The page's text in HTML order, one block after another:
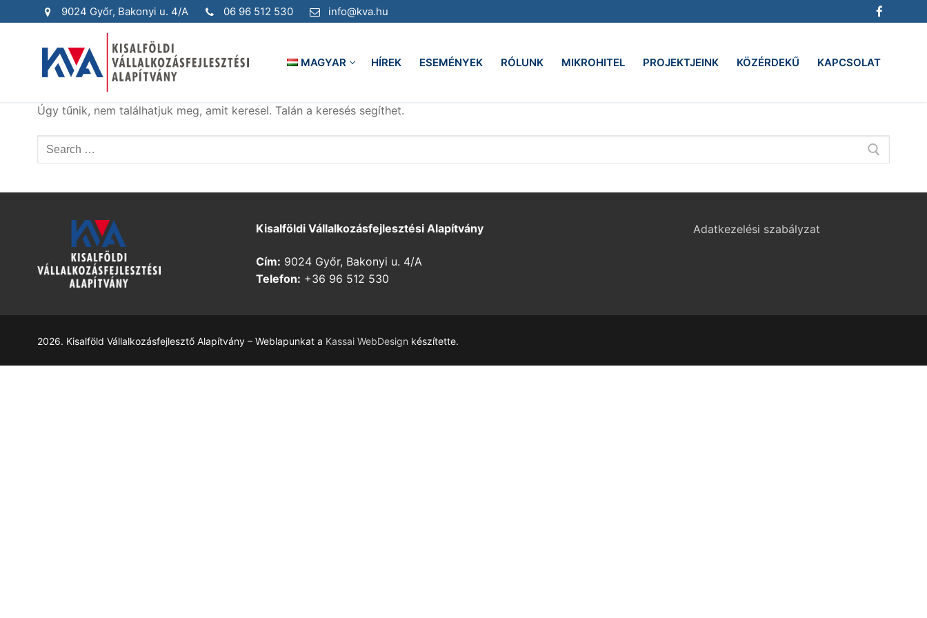
a
9024 Győr, Bakonyi u. 4/A 06 96 512 530 info@kva.hu
MAGYAR HÍREK ESEMÉNYEK RÓLUNK MIKROHITEL PROJEKTJEINK KÖZÉRDEKŰ KAPCSOLAT
Úgy tűnik, nem találhatjuk meg, amit keresel. Talán a keresés segíthet.
Keresése:
Kisalföldi Vállalkozásfejlesztési Alapítvány
Cím: 9024 Győr, Bakonyi u. 4/A
Telefon: +36 96 512 530
Adatkezelési szabályzat
2026. Kisalföld Vállalkozásfejlesztő Alapítvány – Weblapunkat a Kassai WebDesign készítette.